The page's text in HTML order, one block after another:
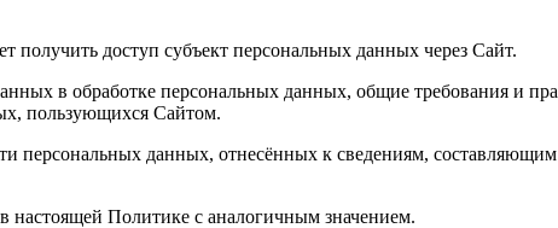
получить доступ субъект персональных данных через Сайт.
в обработке персональных данных, общие требования и
пользующихся Сайтом.
персональных данных, отнесённых к сведениям,
настоящей Политике с аналогичным значением.